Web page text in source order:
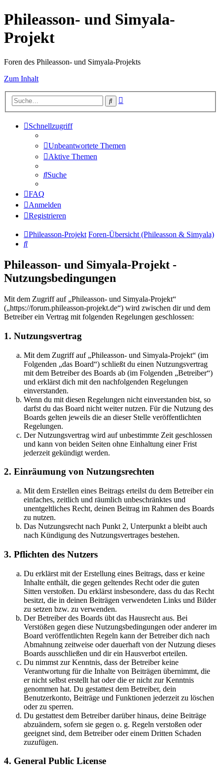
Phileasson- und Simyala-
Projekt
Foren des Phileasson- und Simyala-Projekts
Zum Inhalt
Suche
Schnellzugriff
Unbeantwortete Themen
Aktive Themen
Suche
FAQ
Anmelden
Registrieren
Phileasson-Projekt Foren-Übersicht (Phileasson & Simyala)
Suche
Phileasson- und Simyala-Projekt -
Nutzungsbedingungen
Mit dem Zugriff auf „Phileasson- und Simyala-Projekt“
(„https://forum.phileasson-projekt.de“) wird zwischen dir und dem
Betreiber ein Vertrag mit folgenden Regelungen geschlossen:
1. Nutzungsvertrag
Mit dem Zugriff auf „Phileasson- und Simyala-Projekt“ (im
Folgenden „das Board“) schließt du einen Nutzungsvertrag
mit dem Betreiber des Boards ab (im Folgenden „Betreiber“)
und erklärst dich mit den nachfolgenden Regelungen
einverstanden.
Wenn du mit diesen Regelungen nicht einverstanden bist, so
darfst du das Board nicht weiter nutzen. Für die Nutzung des
Boards gelten jeweils die an dieser Stelle veröffentlichten
Regelungen.
Der Nutzungsvertrag wird auf unbestimmte Zeit geschlossen
und kann von beiden Seiten ohne Einhaltung einer Frist
jederzeit gekündigt werden.
2. Einräumung von Nutzungsrechten
Mit dem Erstellen eines Beitrags erteilst du dem Betreiber ein
einfaches, zeitlich und räumlich unbeschränktes und
unentgeltliches Recht, deinen Beitrag im Rahmen des Boards
zu nutzen.
Das Nutzungsrecht nach Punkt 2, Unterpunkt a bleibt auch
nach Kündigung des Nutzungsvertrages bestehen.
3. Pflichten des Nutzers
Du erklärst mit der Erstellung eines Beitrags, dass er keine
Inhalte enthält, die gegen geltendes Recht oder die guten
Sitten verstoßen. Du erklärst insbesondere, dass du das Recht
besitzt, die in deinen Beiträgen verwendeten Links und Bilder
zu setzen bzw. zu verwenden.
Der Betreiber des Boards übt das Hausrecht aus. Bei
Verstößen gegen diese Nutzungsbedingungen oder anderer im
Board veröffentlichten Regeln kann der Betreiber dich nach
Abmahnung zeitweise oder dauerhaft von der Nutzung dieses
Boards ausschließen und dir ein Hausverbot erteilen.
Du nimmst zur Kenntnis, dass der Betreiber keine
Verantwortung für die Inhalte von Beiträgen übernimmt, die
er nicht selbst erstellt hat oder die er nicht zur Kenntnis
genommen hat. Du gestattest dem Betreiber, dein
Benutzerkonto, Beiträge und Funktionen jederzeit zu löschen
oder zu sperren.
Du gestattest dem Betreiber darüber hinaus, deine Beiträge
abzuändern, sofern sie gegen o. g. Regeln verstoßen oder
geeignet sind, dem Betreiber oder einem Dritten Schaden
zuzufügen.
4. General Public License